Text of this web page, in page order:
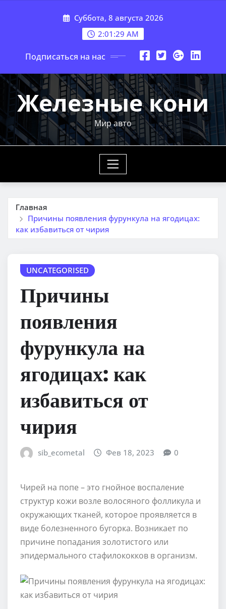
Суббота, 8 августа 2026
2:01:30 AM
Подписаться на нас
Железные кони
Мир авто
Главная
Причины появления фурункула на ягодицах:
как избавиться от чирия
UNCATEGORISED
Причины
появления
фурункула на
ягодицах: как
избавиться от
чирия
sib_ecometal Фев 18, 2023 0
Чирей на попе – это гнойное воспаление
структур кожи возле волосяного фолликула и
окружающих тканей, которое проявляется в
виде болезненного бугорка. Возникает по
причине попадания золотистого или
эпидермального стафилококков в организм.